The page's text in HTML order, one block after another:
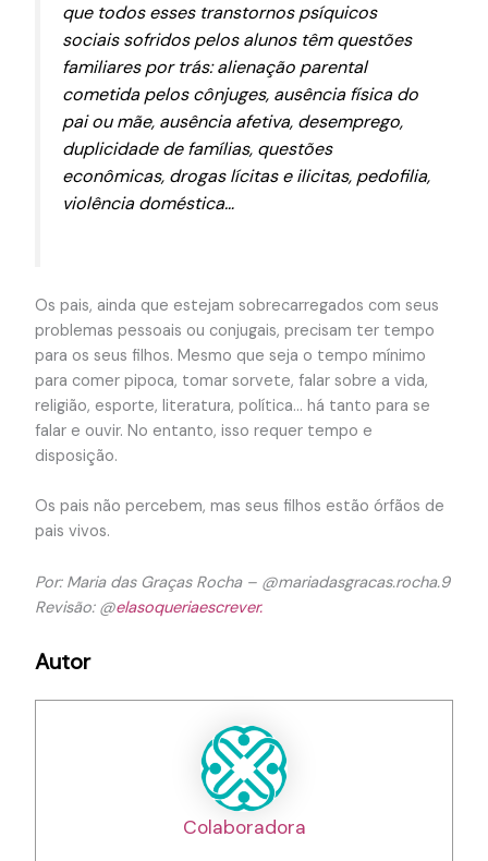
que todos esses transtornos psíquicos
sociais sofridos pelos alunos têm questões
familiares por trás: alienação parental
cometida pelos cônjuges, ausência física do
pai ou mãe, ausência afetiva, desemprego,
duplicidade de famílias, questões
econômicas, drogas lícitas e ilicitas, pedofilia,
violência doméstica…
Os pais, ainda que estejam sobrecarregados com seus
problemas pessoais ou conjugais, precisam ter tempo
para os seus filhos. Mesmo que seja o tempo mínimo
para comer pipoca, tomar sorvete, falar sobre a vida,
religião, esporte, literatura, política… há tanto para se
falar e ouvir. No entanto, isso requer tempo e
disposição.
Os pais não percebem, mas seus filhos estão órfãos de
pais vivos.
Por: Maria das Graças Rocha – @mariadasgracas.rocha.9
Revisão: @elasoqueriaescrever.
Autor
Colaboradora